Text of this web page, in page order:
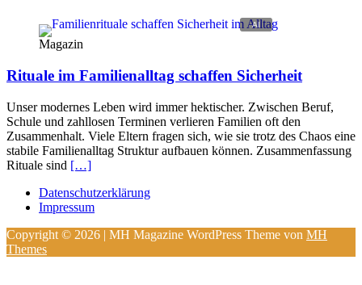
Magazin
Rituale im Familienalltag schaffen Sicherheit
Unser modernes Leben wird immer hektischer. Zwischen Beruf,
Schule und zahllosen Terminen verlieren Familien oft den
Zusammenhalt. Viele Eltern fragen sich, wie sie trotz des Chaos eine
stabile Familienalltag Struktur aufbauen können. Zusammenfassung
Rituale sind […]
Datenschutzerklärung
Impressum
Copyright © 2026 | MH Magazine WordPress Theme von MH
Themes